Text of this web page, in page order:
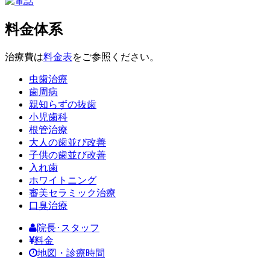
料金体系
治療費は料金表をご参照ください。
虫歯治療
歯周病
親知らずの抜歯
小児歯科
根管治療
大人の歯並び改善
子供の歯並び改善
入れ歯
ホワイトニング
審美セラミック治療
口臭治療
院長･スタッフ
料金
地図・診療時間